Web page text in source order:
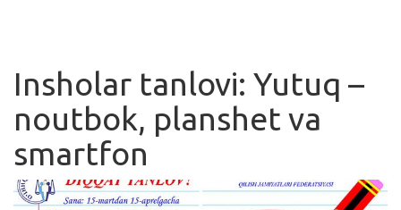
Ishlar
Kurslar
Blog
Yana
Insholar tanlovi: Yutuq –
noutbok, planshet va
smartfon